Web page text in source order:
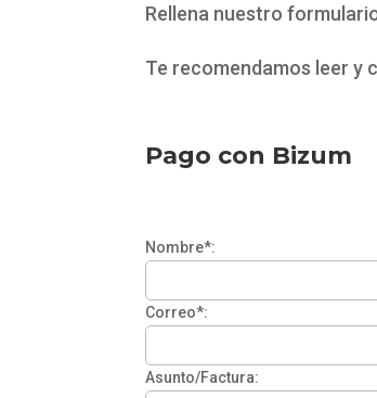
Rellena nuestro
Te recomendamos leer y
Pago con Bizum
Nombre*:
Correo*:
Asunto/Factura: